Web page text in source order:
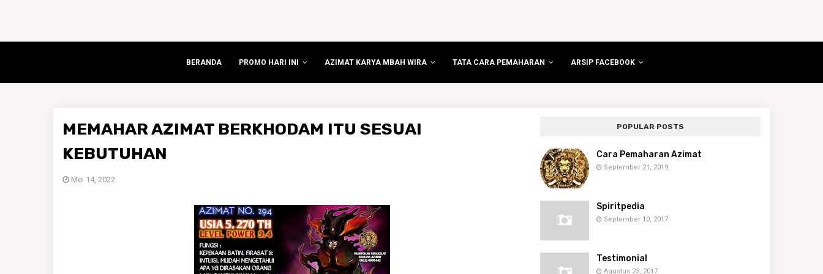
BERANDA PROMO HARI INI AZIMAT KARYA MBAH WIRA TATA CARA PEMAHARAN ARSIP FACEBOOK
MEMAHAR AZIMAT BERKHODAM ITU SESUAI
KEBUTUHAN
Mei 14, 2022
POPULAR POSTS
Cara Pemaharan Azimat
September 21, 2019
Spiritpedia
September 10, 2017
Testimonial
Agustus 23, 2017